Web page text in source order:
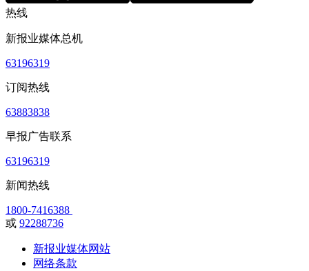
热线
新报业媒体总机
63196319
订阅热线
63883838
早报广告联系
63196319
新闻热线
1800-7416388
或 92288736
新报业媒体网站
网络条款